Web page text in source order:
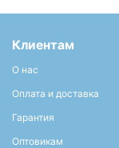
Клиентам
О нас
Оплата и доставка
Гарантия
Оптовикам